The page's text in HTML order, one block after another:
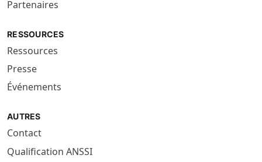
Partenaires
RESSOURCES
Ressources
Presse
Événements
AUTRES
Contact
Qualification ANSSI